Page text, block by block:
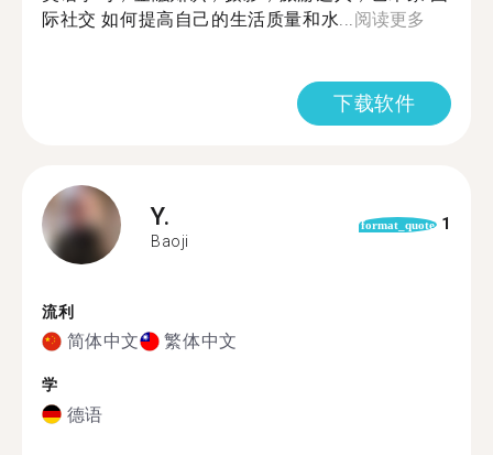
际社交 如何提高自己的生活质量和水... 阅读更多
下载软件
Y.
Baoji
format_quote 1
流利
简体中文 繁体中文
学
德语